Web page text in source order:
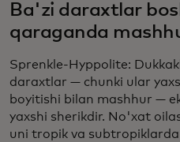
Ba'zi daraxtlar
qaraganda
Sprenkle-Hyppolite:
daraxtlar — chunki ular
boyitishi bilan mashhur —
yaxshi sherikdir. No'xat
uni tropik va